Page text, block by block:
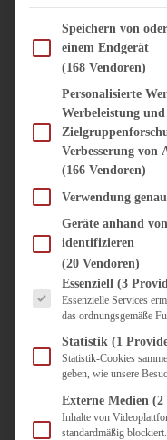
ÜBER MICH
Im Folgenden finden Sie eine
Speichern von
einem Endgerät
(168 Vendoren)
Personalisierte
Werbeleistung
Verbesserung von
(166 Vendoren)
Verwendung
Geräte anhand
identifizieren
(20 Vendoren)
Es folgt eine Liste der
Essenziell (3
Essenzielle Services
das ordnungsgemäße
Statistik (1
Statistik-Cookies
geben, wie unsere
Externe Medien (2
Inhalte von
standardmäßig